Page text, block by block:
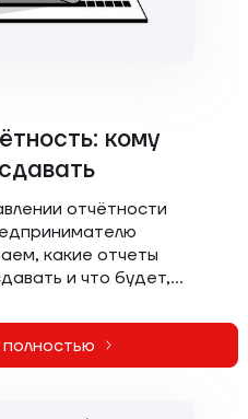
кому
отчётности
какие отчеты
и что будет,